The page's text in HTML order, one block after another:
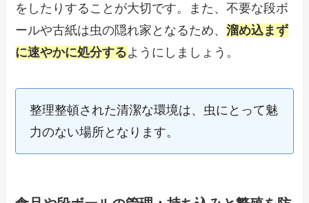
をしたりすることが大切です。また、不要な段ボ
ールや古紙は虫の隠れ家となるため、溜め込まず
に速やかに処分するようにしましょう。
整理整頓された清潔な環境は、虫にとって魅
力のない場所となります。